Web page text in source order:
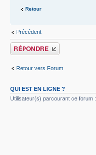
Retour
Précédent
Publier une réponse
Retour vers Forum
QUI EST EN LIGNE ?
Utilisateur(s) parcourant ce forum :